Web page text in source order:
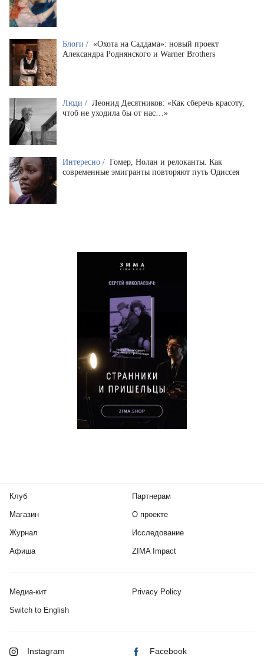
Блоги / «Охота на Саддама»: новый проект
Александра Роднянского и Warner Brothers
Люди / Леонид Десятников: «Как сберечь красоту,
чтоб не уходила бы от нас…»
Интересно / Гомер, Нолан и релоканты. Как
современные эмигранты повторяют путь Одиссея
Клуб
Магазин
Журнал
Афиша
Партнерам
О проекте
Исследование
ZIMA Impact
Медиа-кит Privacy Policy
Switch to English
Instagram Facebook